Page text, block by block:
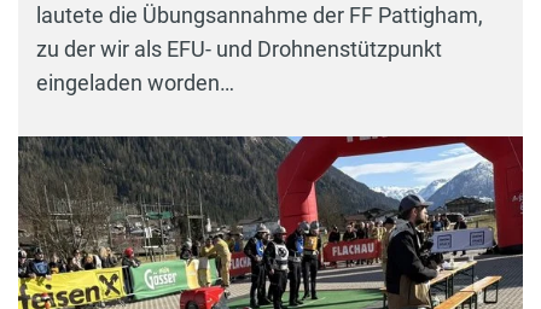
lautete die Übungsannahme der FF Pattigham,
zu der wir als EFU- und Drohnenstützpunkt
eingeladen worden…